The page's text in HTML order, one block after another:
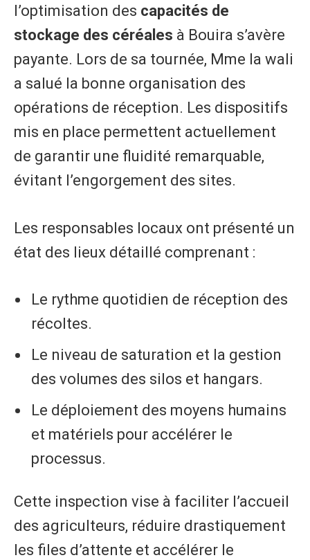
l’optimisation des capacités de
stockage des céréales à Bouira s’avère
payante. Lors de sa tournée, Mme la wali
a salué la bonne organisation des
opérations de réception. Les dispositifs
mis en place permettent actuellement
de garantir une fluidité remarquable,
évitant l’engorgement des sites.
​Les responsables locaux ont présenté un
état des lieux détaillé comprenant :
​Le rythme quotidien de réception des
récoltes.
​Le niveau de saturation et la gestion
des volumes des silos et hangars.
​Le déploiement des moyens humains
et matériels pour accélérer le
processus.
Cette inspection vise à faciliter l’accueil
des agriculteurs, réduire drastiquement
les files d’attente et accélérer le